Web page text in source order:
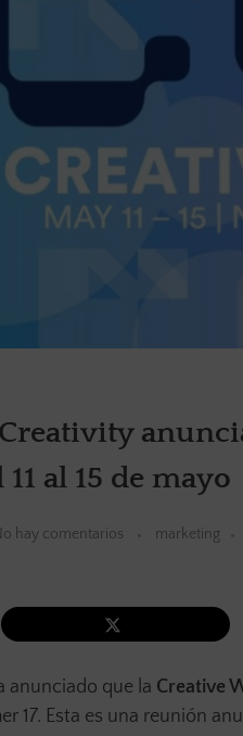
al 15 de mayo
hay comentarios marketing
anunciado que la Creative
17. Esta es una reunión